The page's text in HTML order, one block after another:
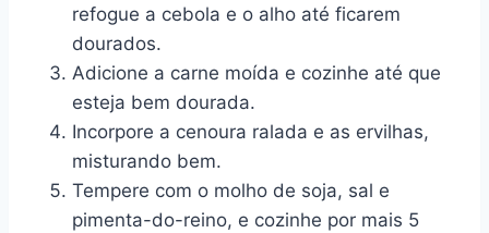
refogue a cebola e o alho até ficarem
dourados.
Adicione a carne moída e cozinhe até que
esteja bem dourada.
Incorpore a cenoura ralada e as ervilhas,
misturando bem.
Tempere com o molho de soja, sal e
pimenta-do-reino, e cozinhe por mais 5